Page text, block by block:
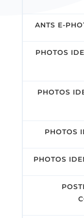
ANTS E-
PHOTOS
PHOTOS
PHOTOS
PHOTOS